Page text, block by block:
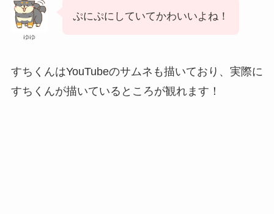
ゆゆ
ぷにぷにしていてかわいいよね！
すちくんはYouTubeのサムネも描いており、実際に
すちくんが描いているところが観れます！